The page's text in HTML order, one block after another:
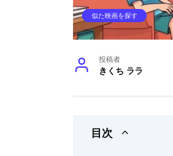
似た映画を探す
投稿者
きくち ララ
目次